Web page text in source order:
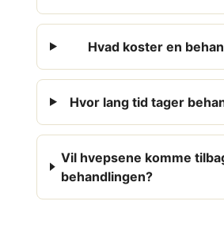
Hvad koster en
Hvor lang tid tager
Vil hvepsene komme
behandlingen?